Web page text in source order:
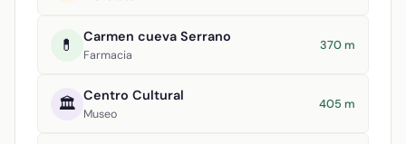
💊 Carmen cueva Serrano
Farmacia
370 m
🏛️ Centro Cultural
Museo
405 m